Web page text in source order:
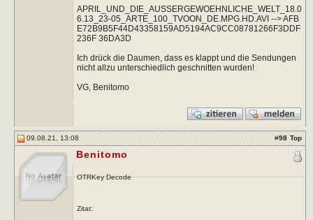
APRIL_UND_DIE_AUSSERGEWOEHNLICHE_WELT_18.0
6.13_23-05_ARTE_100_TVOON_DE.MPG.HD.AVI --> AFB
E72B9B5F44D43358159AD5194AC9CC08781266F3DDF
236F 36DA3D
Ich drück die Daumen, dass es klappt und die Sendungen
nicht allzu unterschiedlich geschnitten wurden!
VG, Benitomo
09.08.21, 13:08 #98 Top
Benitomo
OTRKey Decode
Zitat: